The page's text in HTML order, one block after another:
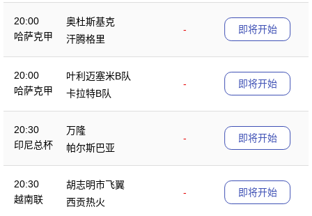
20:00
哈萨克甲
奥杜斯基克
-
汗腾格里
即将开始
20:00
哈萨克甲
叶利迈塞米B队
-
卡拉特B队
即将开始
20:30
印尼总杯
万隆
-
帕尔斯巴亚
即将开始
20:30
越南联
胡志明市飞翼
-
西贡热火
即将开始